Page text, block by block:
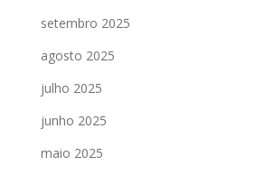
setembro 2025
agosto 2025
julho 2025
junho 2025
maio 2025